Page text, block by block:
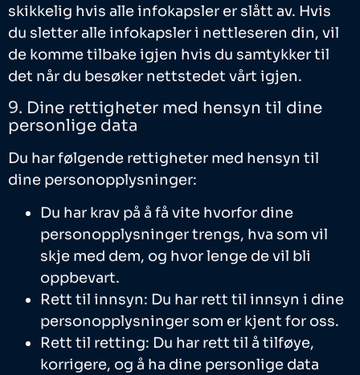
skikkelig hvis alle infokapsler er slått av. Hvis
du sletter alle infokapsler i nettleseren din, vil
de komme tilbake igjen hvis du samtykker til
det når du besøker nettstedet vårt igjen.
9. Dine rettigheter med hensyn til dine
personlige data
Du har følgende rettigheter med hensyn til
dine personopplysninger:
Du har krav på å få vite hvorfor dine
personopplysninger trengs, hva som vil
skje med dem, og hvor lenge de vil bli
oppbevart.
Rett til innsyn: Du har rett til innsyn i dine
personopplysninger som er kjent for oss.
Rett til retting: Du har rett til å tilføye,
korrigere, og å ha dine personlige data